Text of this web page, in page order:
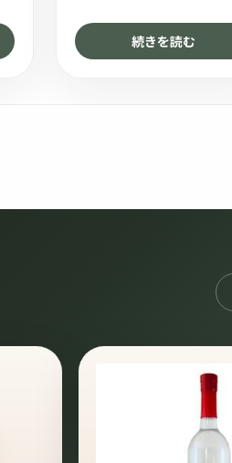
続きを読む